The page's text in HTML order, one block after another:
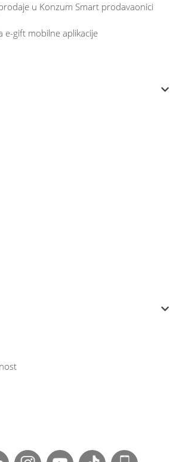
u Konzum Smart prodavaonici
e-gift mobilne aplikacije